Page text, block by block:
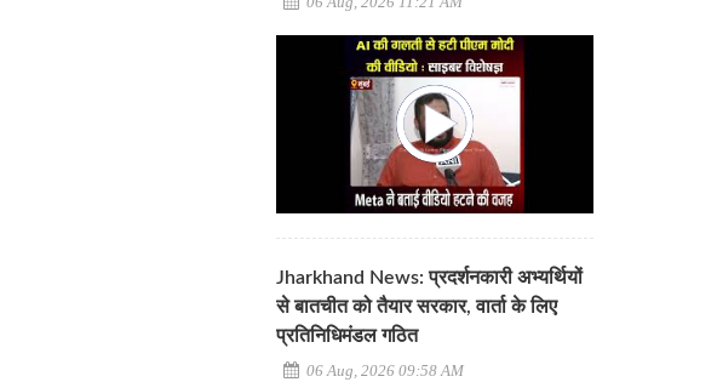
Jharkhand News: प्रदर्शनकारी अभ्यर्थियों
से बातचीत को तैयार सरकार, वार्ता के लिए
प्रतिनिधिमंडल गठित
06 Aug, 2026 09:58 AM